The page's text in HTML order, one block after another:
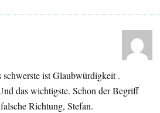
schwerste ist Glaubwürdigkeit .
das wichtigste. Schon der Begriff
Richtung, Stefan.